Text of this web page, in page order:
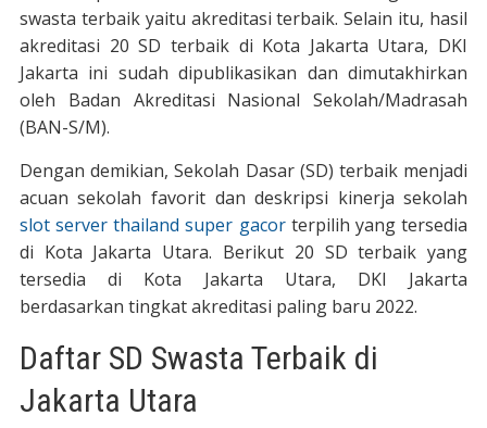
swasta terbaik yaitu akreditasi terbaik. Selain itu, hasil
akreditasi 20 SD terbaik di Kota Jakarta Utara, DKI
Jakarta ini sudah dipublikasikan dan dimutakhirkan
oleh Badan Akreditasi Nasional Sekolah/Madrasah
(BAN-S/M).
Dengan demikian, Sekolah Dasar (SD) terbaik menjadi
acuan sekolah favorit dan deskripsi kinerja sekolah
slot server thailand super gacorterpilih yang tersedia
di Kota Jakarta Utara. Berikut 20 SD terbaik yang
tersedia di Kota Jakarta Utara, DKI Jakarta
berdasarkan tingkat akreditasi paling baru 2022.
Daftar SD Swasta Terbaik di
Jakarta Utara